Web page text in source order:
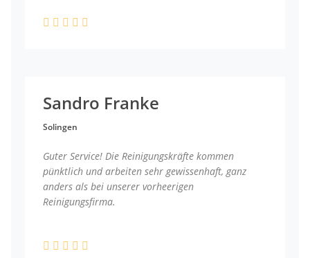
Sandro Franke
Solingen
Guter Service! Die Reinigungskräfte kommen
pünktlich und arbeiten sehr gewissenhaft, ganz
anders als bei unserer vorheerigen
Reinigungsfirma.